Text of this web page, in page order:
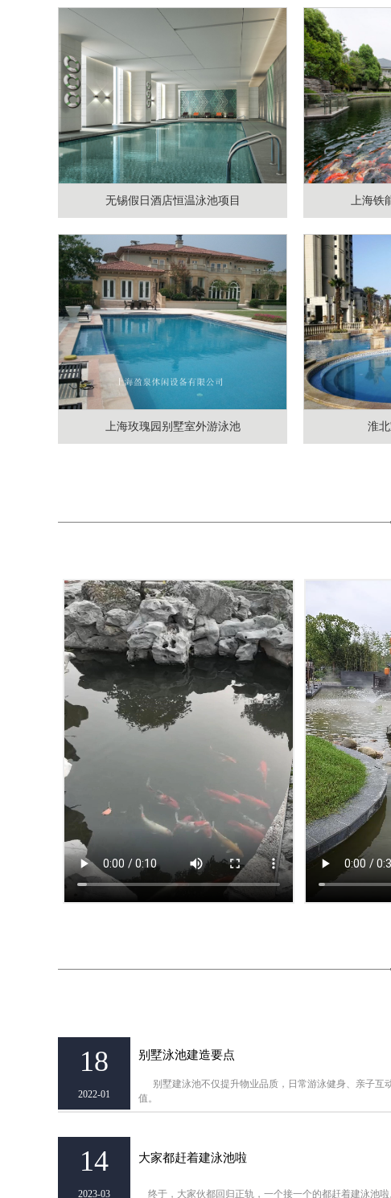
无锡假日酒店恒温泳池项目 上海铁
上海玫瑰园别墅室外游泳池 淮
18
2022-01
别墅泳池建造要点
别墅建泳池不仅提升物业品质，日常游泳健身、亲子互
值。
14
2023-03
大家都赶着建泳池啦
终于，大家伙都回归正轨，一个接一个的都赶着建泳池